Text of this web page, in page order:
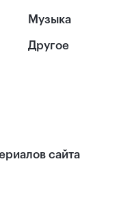
Музыка
Другое
сайта